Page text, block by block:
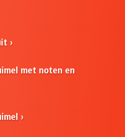
met noten en